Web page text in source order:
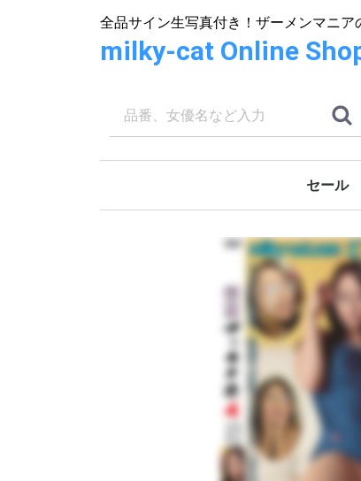
全品サイン生写真付き！ザーメンマニ
milky-cat Online
セール